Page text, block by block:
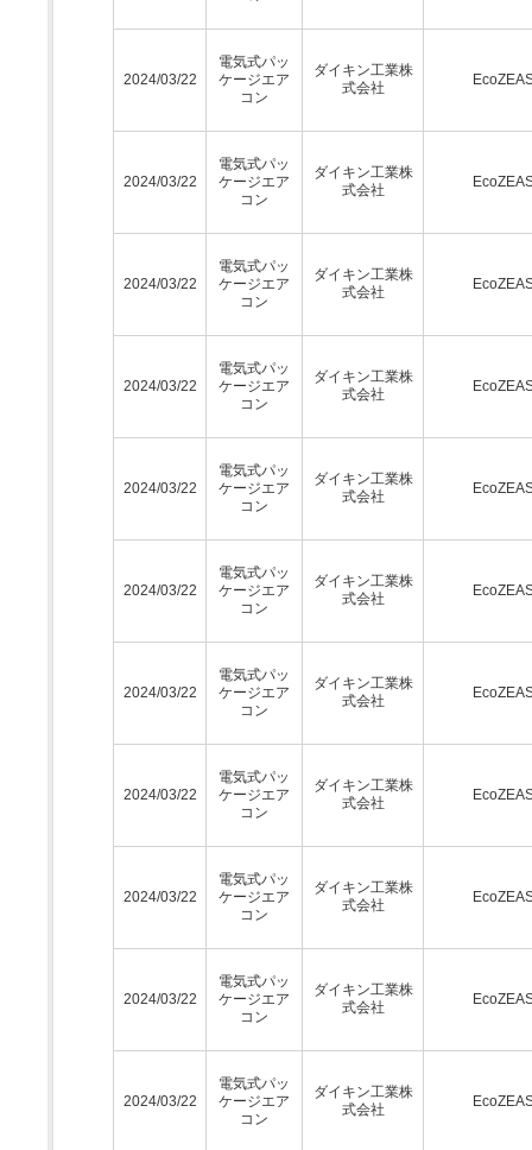
2024/03/22
電気式パッ
ケージエア
コン
ダイキン工業株
式会社
2024/03/22
電気式パッ
ケージエア
コン
ダイキン工業株
式会社
2024/03/22
電気式パッ
ケージエア
コン
ダイキン工業株
式会社
2024/03/22
電気式パッ
ケージエア
コン
ダイキン工業株
式会社
2024/03/22
電気式パッ
ケージエア
コン
ダイキン工業株
式会社
2024/03/22
電気式パッ
ケージエア
コン
ダイキン工業株
式会社
2024/03/22
電気式パッ
ケージエア
コン
ダイキン工業株
式会社
2024/03/22
電気式パッ
ケージエア
コン
ダイキン工業株
式会社
2024/03/22
電気式パッ
ケージエア
コン
ダイキン工業株
式会社
2024/03/22
電気式パッ
ケージエア
コン
ダイキン工業株
式会社
2024/03/22
電気式パッ
ケージエア
コン
ダイキン工業株
式会社